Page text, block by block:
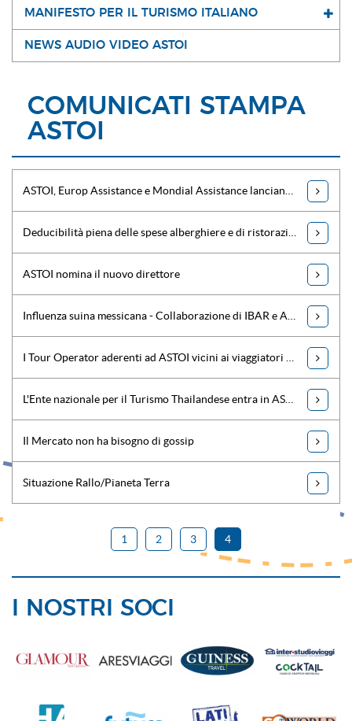
MANIFESTO PER IL TURISMO ITALIANO
NEWS AUDIO VIDEO ASTOI
COMUNICATI STAMPA
ASTOI
ASTOI nomina il nuovo direttore
Il Mercato non ha bisogno di gossip
Situazione Rallo/Pianeta Terra
1 2 3 4
I NOSTRI SOCI